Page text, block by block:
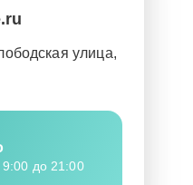
улица,
до 21:00